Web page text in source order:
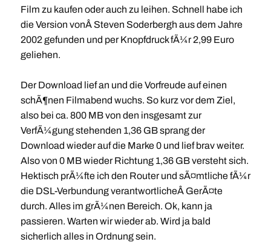
Film zu kaufen oder auch zu leihen. Schnell habe ich
die Version vonÂ Steven Soderbergh aus dem Jahre
2002 gefunden und per Knopfdruck fÃ¼r 2,99 Euro
geliehen.
Der Download lief an und die Vorfreude auf einen
schÃ¶nen Filmabend wuchs. So kurz vor dem Ziel,
also bei ca. 800 MB von den insgesamt zur
VerfÃ¼gung stehenden 1,36 GB sprang der
Download wieder auf die Marke 0 und lief brav weiter.
Also von 0 MB wieder Richtung 1,36 GB versteht sich.
Hektisch prÃ¼fte ich den Router und sÃ¤mtliche fÃ¼r
die DSL-Verbundung verantwortlicheÂ GerÃ¤te
durch. Alles im grÃ¼nen Bereich. Ok, kann ja
passieren. Warten wir wieder ab. Wird ja bald
sicherlich alles in Ordnung sein.